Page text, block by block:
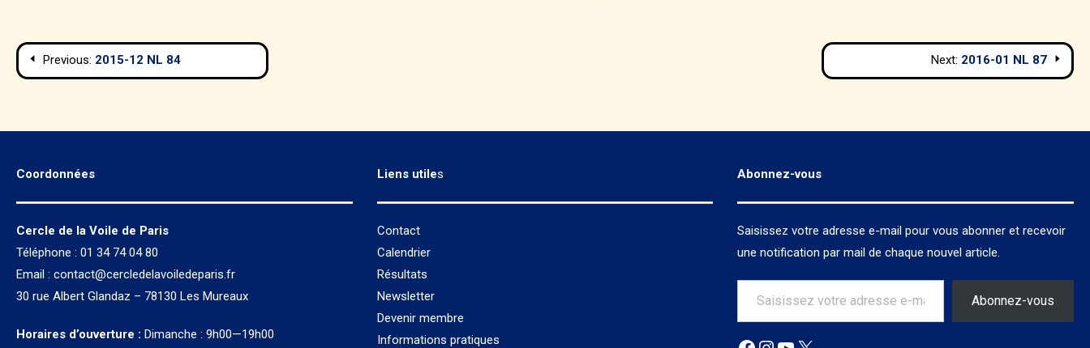
Navigation
l’article
Previous: 2015-12 NL 84 Next: 2016-01 NL 87
Coordonnées
Cercle de la Voile de Paris
Téléphone : 01 34 74 04 80
Email : contact@cercledelavoiledeparis.fr
30 rue Albert Glandaz – 78130 Les Mureaux
Horaires d’ouverture : Dimanche : 9h00—19h00
Liens utiles
Contact
Calendrier
Résultats
Newsletter
Devenir membre
Informations pratiques
Abonnez-vous
Saisissez votre adresse e-mail pour vous abonner et recevoir
une notification par mail de chaque nouvel article.
Saisissez votre adresse e-mail…
Abonnez-vous